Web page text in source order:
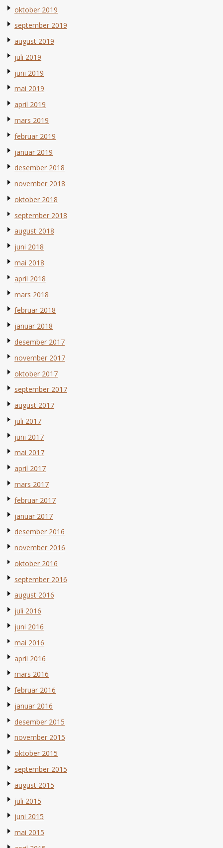
oktober 2019
september 2019
august 2019
juli 2019
juni 2019
mai 2019
april 2019
mars 2019
februar 2019
januar 2019
desember 2018
november 2018
oktober 2018
september 2018
august 2018
juni 2018
mai 2018
april 2018
mars 2018
februar 2018
januar 2018
desember 2017
november 2017
oktober 2017
september 2017
august 2017
juli 2017
juni 2017
mai 2017
april 2017
mars 2017
februar 2017
januar 2017
desember 2016
november 2016
oktober 2016
september 2016
august 2016
juli 2016
juni 2016
mai 2016
april 2016
mars 2016
februar 2016
januar 2016
desember 2015
november 2015
oktober 2015
september 2015
august 2015
juli 2015
juni 2015
mai 2015